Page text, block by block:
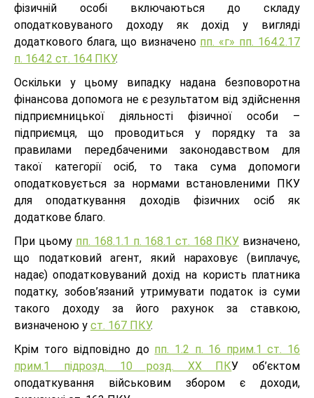
фізичній особі включаються до складу
оподатковуваного доходу як дохід у вигляді
додаткового блага, що визначено пп. «г» пп. 164.2.17
п. 164.2 ст. 164 ПКУ.
Оскільки у цьому випадку надана безповоротна
фінансова допомога не є результатом від здійснення
підприємницької діяльності фізичної особи –
підприємця, що проводиться у порядку та за
правилами передбаченими законодавством для
такої категорії осіб, то така сума допомоги
оподатковується за нормами встановленими ПКУ
для оподаткування доходів фізичних осіб як
додаткове благо.
При цьому пп. 168.1.1 п. 168.1 ст. 168 ПКУ визначено,
що податковий агент, який нараховує (виплачує,
надає) оподатковуваний дохід на користь платника
податку, зобов’язаний утримувати податок із суми
такого доходу за його рахунок за ставкою,
визначеною у ст. 167 ПКУ.
Крім того відповідно до пп. 1.2 п. 16 прим.1 ст. 16
прим.1 підрозд. 10 розд. XX ПКУ об’єктом
оподаткування військовим збором є доходи,